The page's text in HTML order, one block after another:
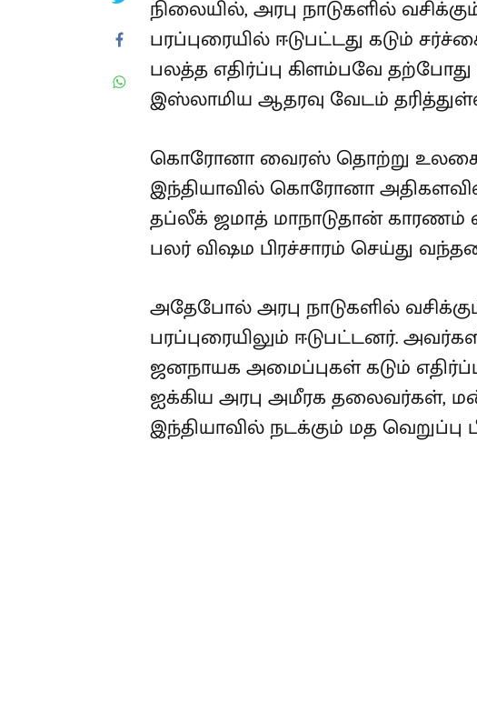
நிலையில், அரபு நாடுகளில்
பரப்புரையில் ஈடுபட்டது கடும்
பலத்த எதிர்ப்பு கிளம்பவே
இஸ்லாமிய ஆதரவு வேடம்
கொரோனா வைரஸ் தொற்று உலகையே
இந்தியாவில் கொரோனா
தப்லீக் ஜமாத் மாநாடுதான்
பலர் விஷம பிரச்சாரம் செய்து
அதேபோல் அரபு நாடுகளில்
பரப்புரையிலும் ஈடுபட்டனர்.
ஜனநாயக அமைப்புகள் கடும்
ஐக்கிய அரபு அமீரக தலைவர்கள்,
இந்தியாவில் நடக்கும் மத